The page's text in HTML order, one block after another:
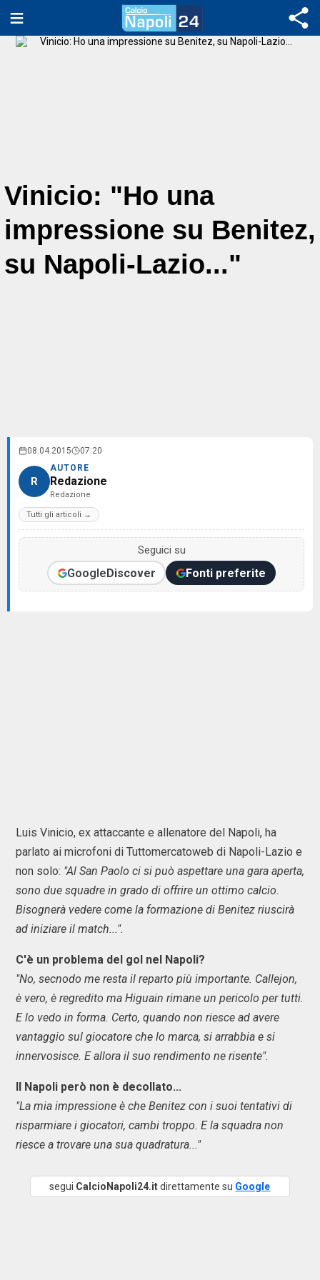
Vinicio: "Ho una
impressione su Benitez,
su Napoli-Lazio..."
08.04.2015 07:20
R
AUTORE
Redazione
Redazione
Tutti gli articoli →
Seguici su
GoogleDiscover Fonti preferite
Luis Vinicio, ex attaccante e allenatore del Napoli, ha
parlato ai microfoni di Tuttomercatoweb di Napoli-Lazio e
non solo: "Al San Paolo ci si può aspettare una gara aperta,
sono due squadre in grado di offrire un ottimo calcio.
Bisognerà vedere come la formazione di Benitez riuscirà
ad iniziare il match...".
C'è un problema del gol nel Napoli?
"No, secnodo me resta il reparto più importante. Callejon,
è vero, è regredito ma Higuain rimane un pericolo per tutti.
E lo vedo in forma. Certo, quando non riesce ad avere
vantaggio sul giocatore che lo marca, si arrabbia e si
innervosisce. E allora il suo rendimento ne risente".
Il Napoli però non è decollato...
"La mia impressione è che Benitez con i suoi tentativi di
risparmiare i giocatori, cambi troppo. E la squadra non
riesce a trovare una sua quadratura..."
segui CalcioNapoli24.itdirettamente su Google